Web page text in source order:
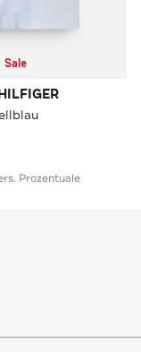
Sale
Prozentuale